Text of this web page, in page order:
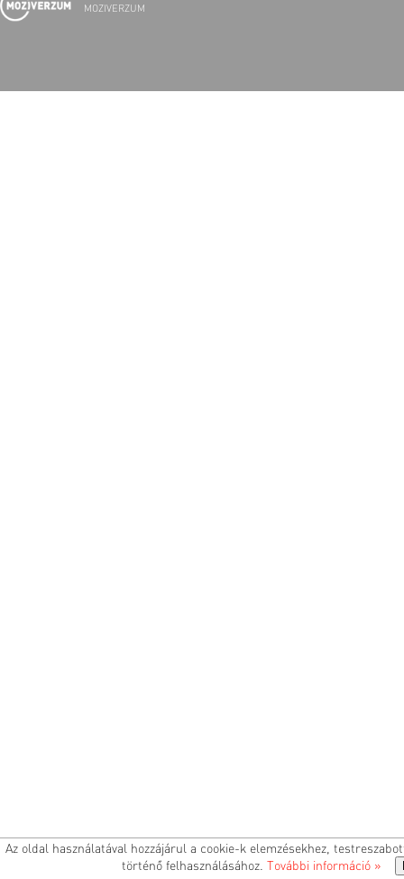
MOZIVERZUM
Az oldal használatával hozzájárul a cookie-k elemzésekhez,
történő felhasználásához.
További információ »